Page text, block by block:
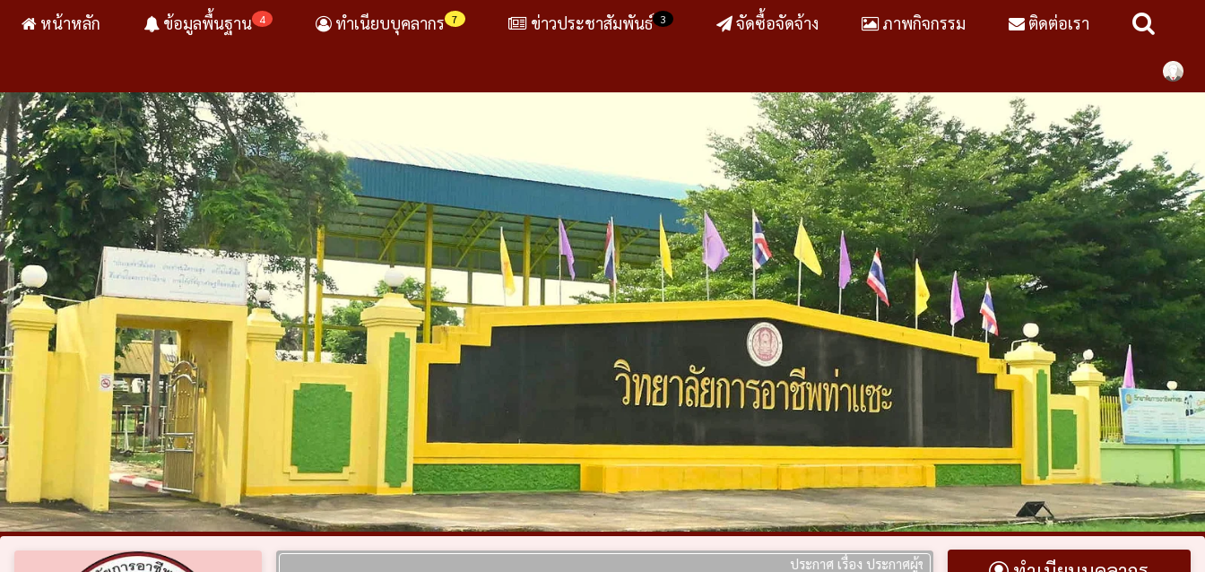
หน้าหลัก 4
ข้อมูลพื้นฐาน 7
ทำเนียบบุคลากร 3
ข่าวประชาสัมพันธ์ จัดซื้อจัดจ้าง ภาพกิจกรรม ติดต่อเรา
ประกาศ เรื่อง ประกาศผู้ชนะการเสนอราคา ประกวดราคาซื้อห้องปฏิบัติการการเขียนโ